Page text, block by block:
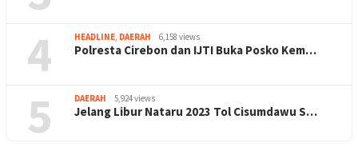
4 HEADLINE, DAERAH 6,158 views
Polresta Cirebon dan IJTI Buka Posko Kem…
5 DAERAH 5,924 views
Jelang Libur Nataru 2023 Tol Cisumdawu S…